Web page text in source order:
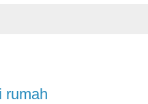
rumah